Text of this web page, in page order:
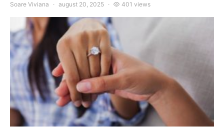
Soare Viviana august 20, 2025 401 views